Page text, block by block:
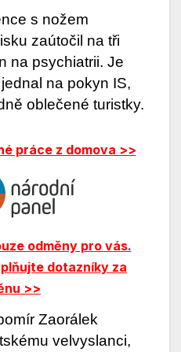
s nožem
zaútočil na tři
na psychiatrii. Je
na pokyn IS,
oblečené turistky.
práce z domova >>
odměny pro vás.
dotazníky za
>>
Zaorálek
velvyslanci,